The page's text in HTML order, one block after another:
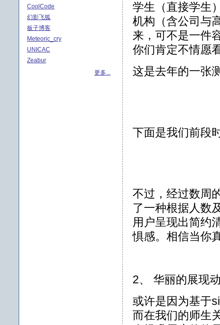
学生（直接学生
机构（含公司与
来，可不是一件
你们肯定不情愿
这是去年的一张
下面是我们前段
不过，经过数周
了一种根据人数
用户呈现出简约
惧感。相信当你
2、 华丽的展现
或许是因为基于
而在我们的师生
CoolCode
幻影飞狐
板子博客
Meteoric_cry
UNICAC
Zeabur
更多...